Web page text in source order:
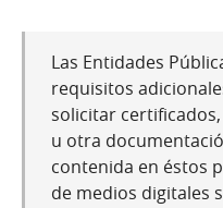
Las Entidades
requisitos
solicitar
u otra
contenida en éstos
de medios digitales